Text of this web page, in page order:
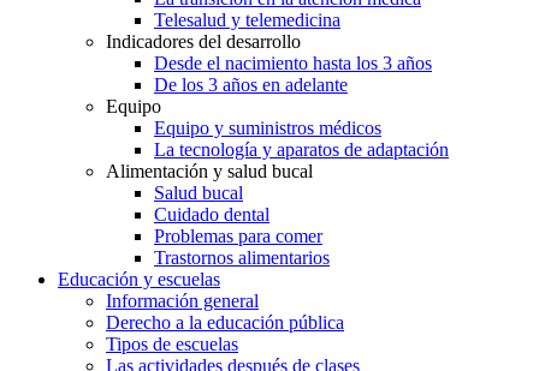
Telesalud y telemedicina
Indicadores del desarrollo
Desde el nacimiento hasta los 3 años
De los 3 años en adelante
Equipo
Equipo y suministros médicos
La tecnología y aparatos de adaptación
Alimentación y salud bucal
Salud bucal
Cuidado dental
Problemas para comer
Trastornos alimentarios
Educación y escuelas
Información general
Derecho a la educación pública
Tipos de escuelas
Las actividades después de clases